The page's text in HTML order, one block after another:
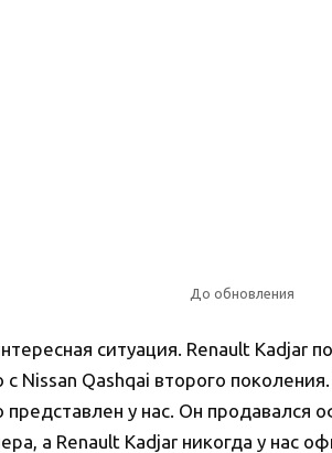
До обновления
ситуация. Renault Kadjar
с Nissan Qashqai второго
у нас. Он продавался
а Renault Kadjar никогда у нас